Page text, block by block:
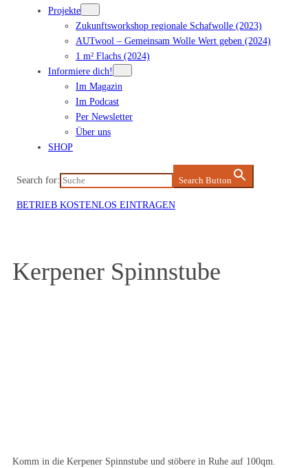
Projekte
Zukunftsworkshop regionale Schafwolle (2023)
AUTwool – Gemeinsam Wolle Wert geben (2024)
1 m² Flachs (2024)
Informiere dich!
Im Magazin
Im Podcast
Per Newsletter
Über uns
SHOP
Search for: Search Button
BETRIEB KOSTENLOS EINTRAGEN
Kerpener Spinnstube
Komm in die Kerpener Spinnstube und stöbere in Ruhe auf 100qm.